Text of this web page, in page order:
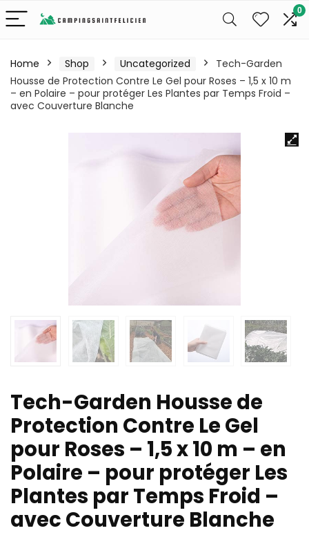
0
Home Shop Uncategorized
Tech-Garden
Housse de Protection Contre Le Gel pour Roses – 1,5 x 10 m
– en Polaire – pour protéger Les Plantes par Temps Froid –
avec Couverture Blanche
Tech-Garden Housse de
Protection Contre Le Gel
pour Roses – 1,5 x 10 m – en
Polaire – pour protéger Les
Plantes par Temps Froid –
avec Couverture Blanche